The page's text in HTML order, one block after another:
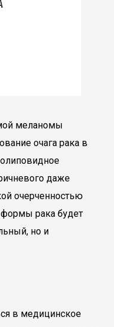
меланомы
очага рака в
даже
очерченностью
формы рака будет
но и
в медицинское